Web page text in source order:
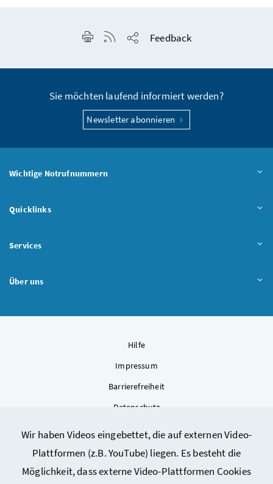
Wir haben Videos eingebettet, die auf externen Video-
Plattformen (z.B. YouTube) liegen. Es besteht die
Möglichkeit, dass externe Video-Plattformen Cookies
Seite drucken
RSS-Feed anzeigen
Feedback
Sie möchten laufend informiert werden?
Newsletter abonnieren
Wichtige Notrufnummern
Quicklinks
Services
Über uns
Hilfe
Impressum
Barrierefreiheit
Datenschutz
Sitemap
Cookie-Einstellungen